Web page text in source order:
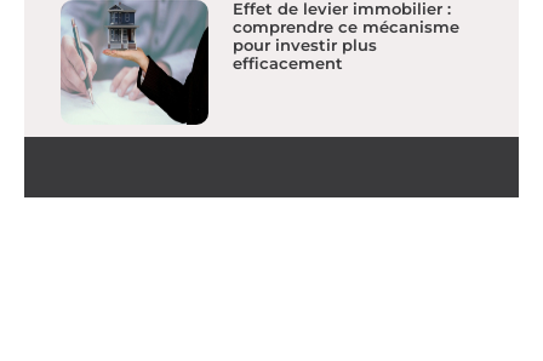
Effet de levier immobilier :
comprendre ce mécanisme
pour investir plus
efficacement